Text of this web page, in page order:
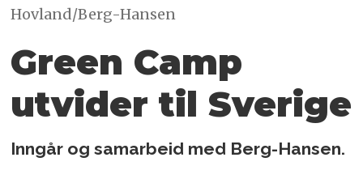
Hovland/Berg-Hansen
Green Camp
utvider til Sverige
Inngår og samarbeid med Berg-Hansen.